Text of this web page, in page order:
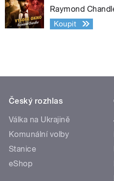
Raymond
Koupit
Český rozhlas
Válka na Ukrajině
Komunální volby
Stanice
eShop